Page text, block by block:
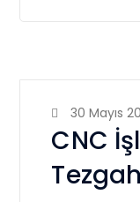
30 Mayıs
CNC